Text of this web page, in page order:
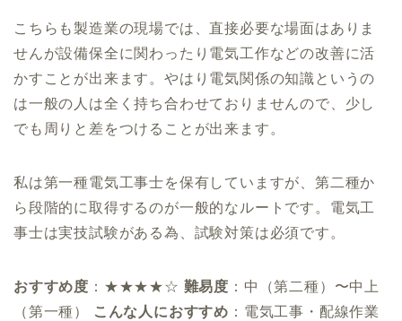
こちらも製造業の現場では、直接必要な場面はありま
せんが設備保全に関わったり電気工作などの改善に活
かすことが出来ます。やはり電気関係の知識というの
は一般の人は全く持ち合わせておりませんので、少し
でも周りと差をつけることが出来ます。
私は第一種電気工事士を保有していますが、第二種か
ら段階的に取得するのが一般的なルートです。電気工
事士は実技試験がある為、試験対策は必須です。
おすすめ度 ：★★★★☆ 難易度 ：中（第二種）〜中上
（第一種）
こんな人におすすめ ：電気工事・配線作業